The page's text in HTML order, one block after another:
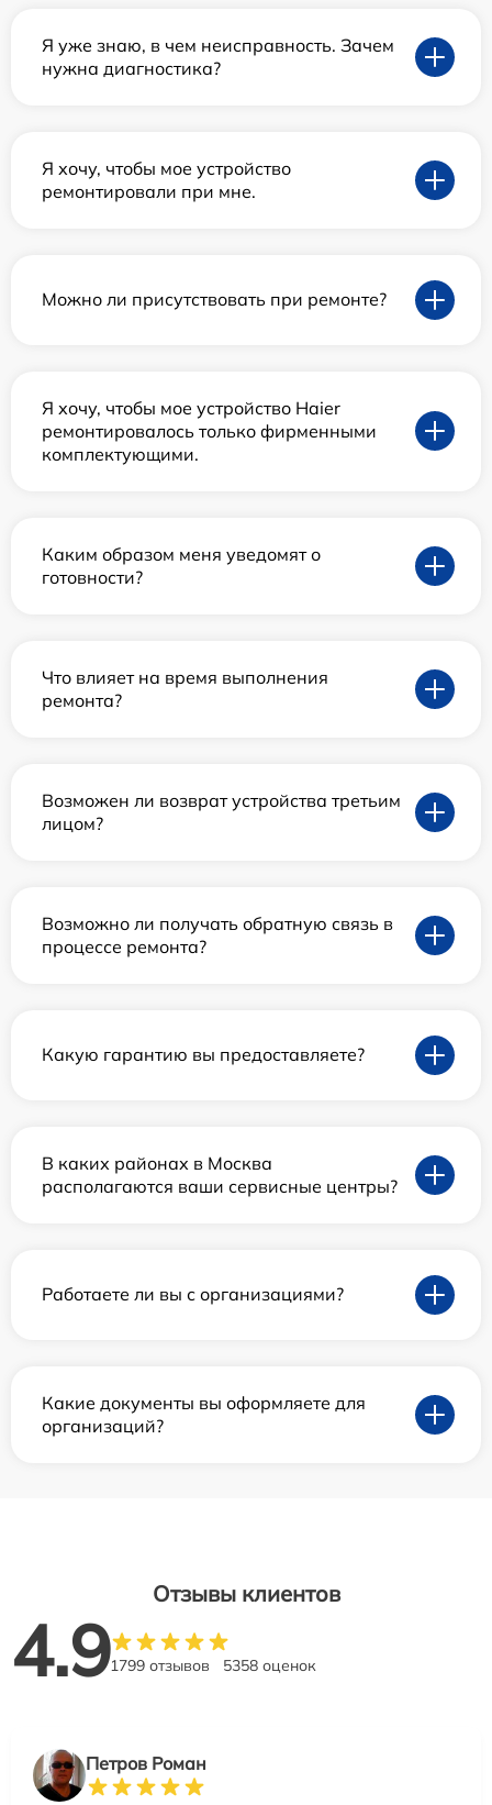
Я уже знаю, в чем неисправность. Зачем
нужна диагностика?
Я хочу, чтобы мое устройство
ремонтировали при мне.
Можно ли присутствовать при ремонте?
Я хочу, чтобы мое устройство Haier
ремонтировалось только фирменными
комплектующими.
Каким образом меня уведомят о
готовности?
Что влияет на время выполнения
ремонта?
Возможен ли возврат устройства третьим
лицом?
Возможно ли получать обратную связь в
процессе ремонта?
Какую гарантию вы предоставляете?
В каких районах в Москва
располагаются ваши сервисные центры?
Работаете ли вы с организациями?
Какие документы вы оформляете для
организаций?
Отзывы клиентов
4.91799 отзывов 5358 оценок
Петров Роман